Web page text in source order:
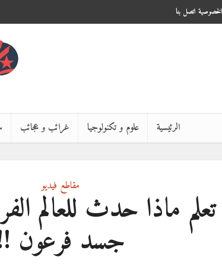
اتصل بنا
الرئيسية علوم و تكنولوجيا غرائب و عجائب
مقاطع فيديو
ماذا حدث للعالم
جسد فرعون